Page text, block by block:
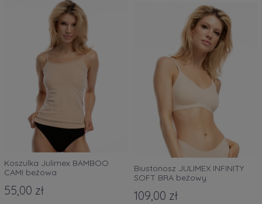
Koszulka Julimex BAMBOO
CAMI beżowa
55,00 zł
Biustonosz JULIMEX INFINITY
SOFT BRA beżowy
109,00 zł